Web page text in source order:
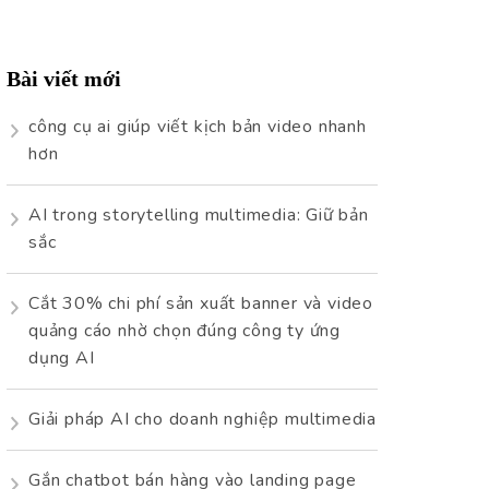
Bài viết mới
công cụ ai giúp viết kịch bản video nhanh
hơn
AI trong storytelling multimedia: Giữ bản
sắc
Cắt 30% chi phí sản xuất banner và video
quảng cáo nhờ chọn đúng công ty ứng
dụng AI
Giải pháp AI cho doanh nghiệp multimedia
Gắn chatbot bán hàng vào landing page